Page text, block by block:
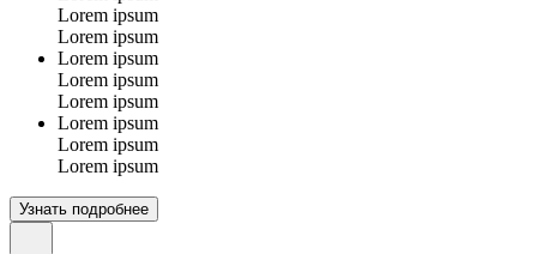
Lorem ipsum
Lorem ipsum
Lorem ipsum
Lorem ipsum
Lorem ipsum
Lorem ipsum
Lorem ipsum
Lorem ipsum
Узнать подробнее